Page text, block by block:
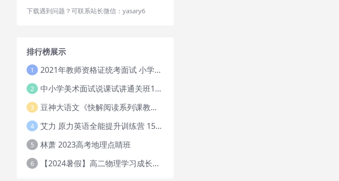
下载遇到问题？可联系站长微信：yasary6
排行榜展示
1 2021年教师资格证统考面试 小学教资资料试讲+答辩
2 中小学美术面试说课试讲通关班14讲（辅助资料第一套）
3 豆神大语文《快解阅读系列课教程完整》
4 艾力 原力英语全能提升训练营 151G网课大合集
5 林萧 2023高考地理点睛班
6 【2024暑假】高二物理学习成长与规划系统1期